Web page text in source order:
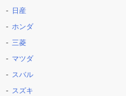
日産
ホンダ
三菱
マツダ
スバル
スズキ